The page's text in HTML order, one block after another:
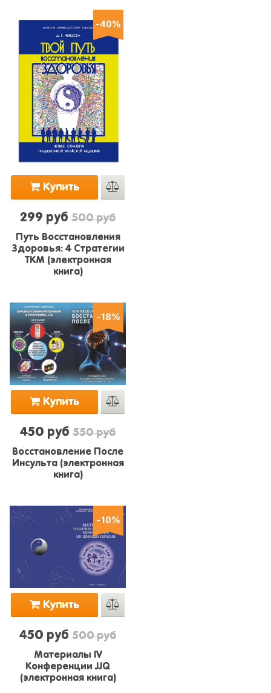
-40%
Купить
299 руб500 руб
Путь Восстановления
Здоровья: 4 Стратегии
ТКМ (электронная
книга)
-18%
Купить
450 руб 550 руб
Восстановление После
Инсульта (электронная
книга)
-10%
Купить
450 руб 500 руб
Материалы IV
Конференции JJQ
(электронная книга)